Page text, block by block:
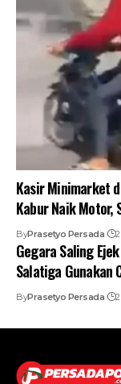
Kasir Minimarket
Kabur Naik Motor,
ByPrasetyo Persada
Gegara Saling
Salatiga Gunakan
ByPrasetyo Persada